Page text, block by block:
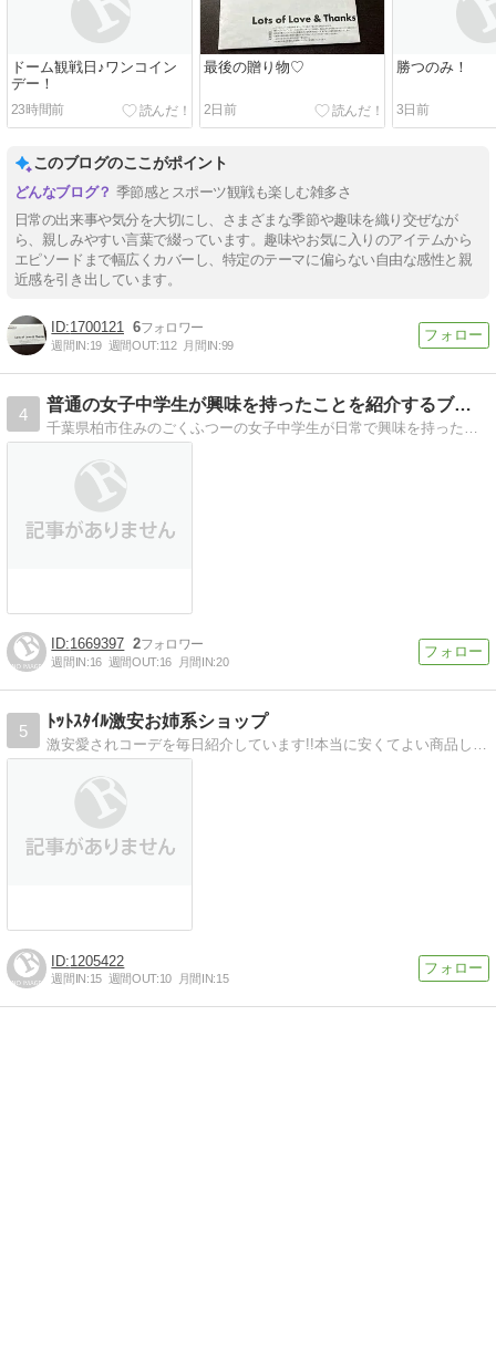
ドーム観戦日♪ワンコイン
デー！
23時間前
最後の贈り物♡
2日前
勝つのみ！
3日前
このブログのここがポイント
季節感とスポーツ観戦も楽しむ雑多さ
日常の出来事や気分を大切にし、さまざまな季節や趣味を織り交ぜなが
ら、親しみやすい言葉で綴っています。趣味やお気に入りのアイテムから
エピソードまで幅広くカバーし、特定のテーマに偏らない自由な感性と親
近感を引き出しています。
1700121 6
週間IN:19 週間OUT:112 月間IN:99
4
普通の女子中学生が興味を持ったことを紹介するブログ
1669397 2
週間IN:16 週間OUT:16 月間IN:20
5
ﾄｯﾄｽﾀｲﾙ激安お姉系ショップ
1205422
週間IN:15 週間OUT:10 月間IN:15